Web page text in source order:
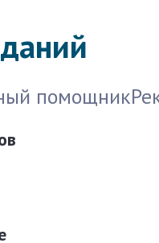
помощник